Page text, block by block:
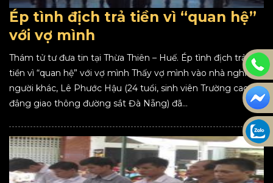
Ép tình địch trả tiền vì “quan hệ”
với vợ mình
Thám tử tư đưa tin tại Thừa Thiên – Huế. Ép tình địch trả
tiền vì “quan hệ” với vợ mình Thấy vợ mình vào nhà nghỉ với
người khác, Lê Phước Hậu (24 tuổi, sinh viên Trường cao
đẳng giao thông đường sắt Đà Nẵng) đã...